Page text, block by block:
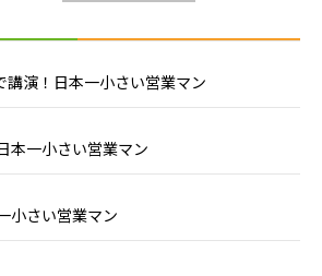
講演！日本一小さい営業マン
本一小さい営業マン
小さい営業マン